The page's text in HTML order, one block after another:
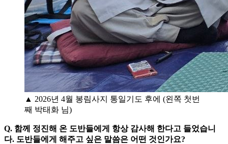
▲ 2026년 4월 봉림사지 통일기도 후에 (왼쪽 첫번
째 박태화 님)
Q. 함께 정진해 온 도반들에게 항상 감사해 한다고 들었습니
다. 도반들에게 해주고 싶은 말씀은 어떤 것인가요?